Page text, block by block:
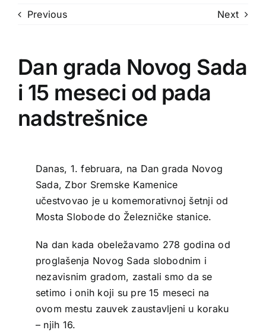
Previous Next
Dan grada Novog Sada
i 15 meseci od pada
nadstrešnice
Danas, 1. februara, na Dan grada Novog
Sada, Zbor Sremske Kamenice
učestvovao je u komemorativnoj šetnji od
Mosta Slobode do Železničke stanice.
Na dan kada obeležavamo 278 godina od
proglašenja Novog Sada slobodnim i
nezavisnim gradom, zastali smo da se
setimo i onih koji su pre 15 meseci na
ovom mestu zauvek zaustavljeni u koraku
– njih 16.